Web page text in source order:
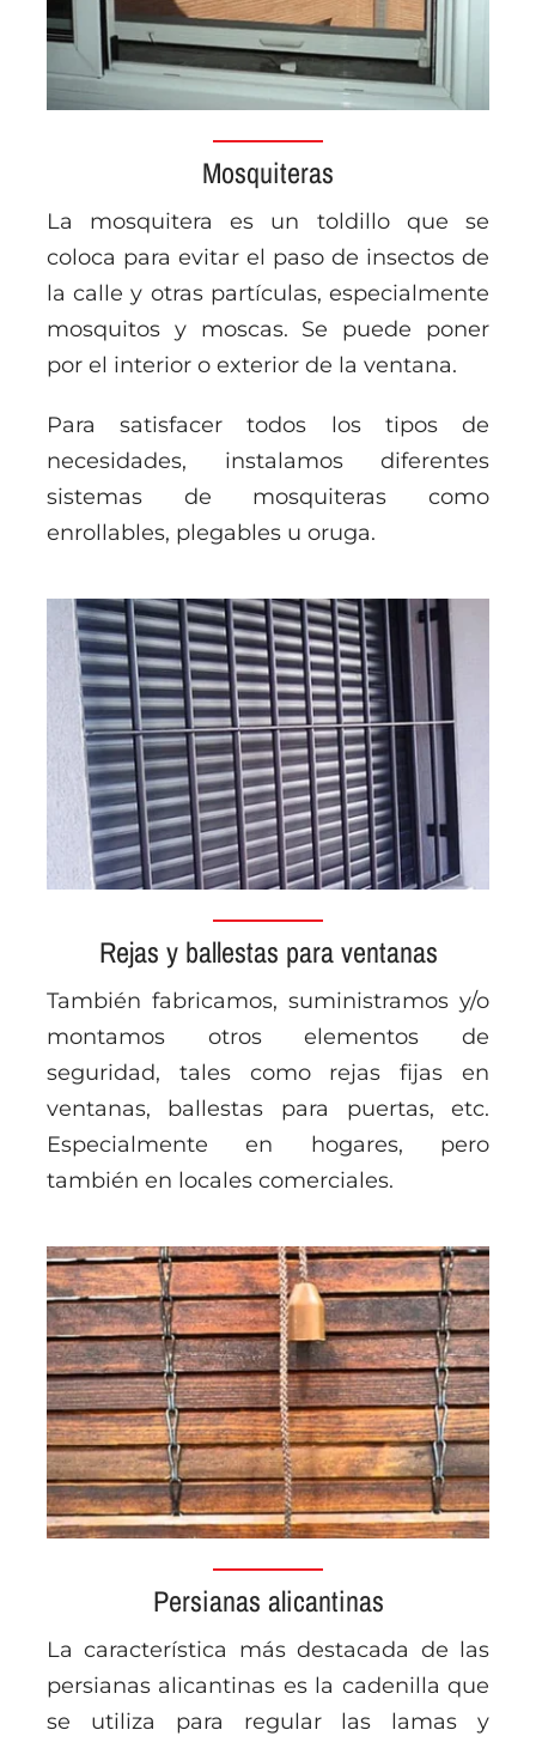
Mosquiteras
La mosquitera es un toldillo que se
coloca para evitar el paso de insectos de
la calle y otras partículas, especialmente
mosquitos y moscas. Se puede poner
por el interior o exterior de la ventana.
Para satisfacer todos los tipos de
necesidades, instalamos diferentes
sistemas de mosquiteras como
enrollables, plegables u oruga.
Rejas y ballestas para ventanas
También fabricamos, suministramos y/o
montamos otros elementos de
seguridad, tales como rejas fijas en
ventanas, ballestas para puertas, etc.
Especialmente en hogares, pero
también en locales comerciales.
Persianas alicantinas
La característica más destacada de las
persianas alicantinas es la cadenilla que
se utiliza para regular las lamas y